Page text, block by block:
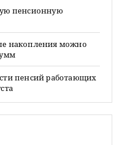
пенсионную
накопления можно
пенсий работающих